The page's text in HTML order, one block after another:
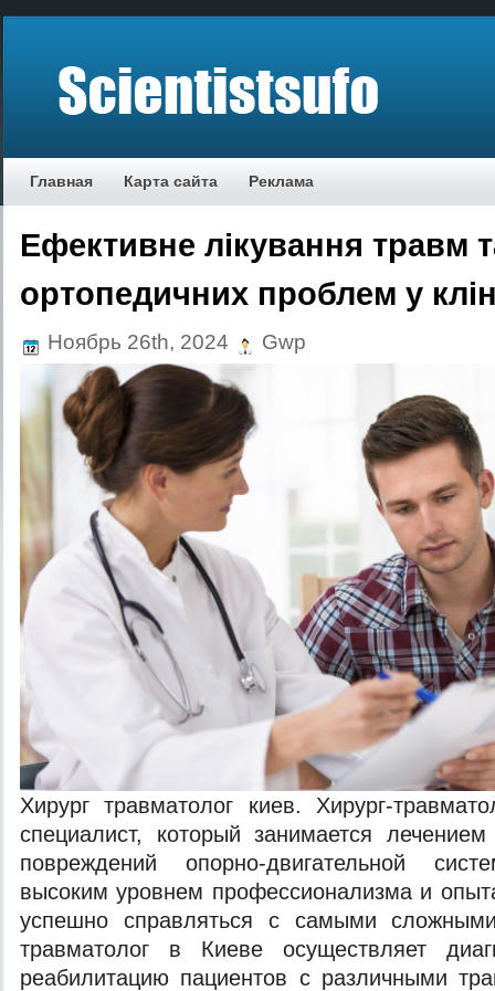
Главная Карта сайта Реклама
Ефективне лікування травм
ортопедичних проблем у
Ноябрь 26th, 2024 Gwp
Хирург травматолог киев. Хирург-
специалист, который занимается
повреждений опорно-двигательной
высоким уровнем профессионализма и
успешно справляться с самыми
травматолог в Киеве осуществляет
реабилитацию пациентов с различными